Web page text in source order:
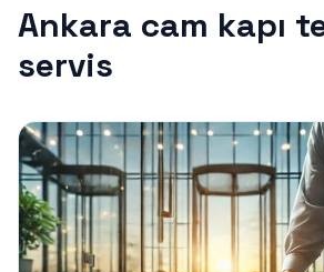
Ankara cam kapı
servis